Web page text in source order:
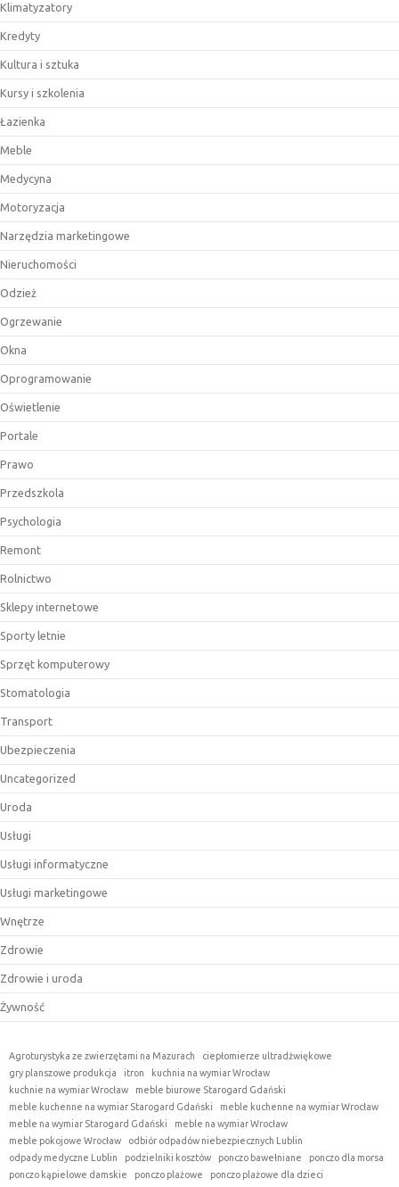
Klimatyzatory
Kredyty
Kultura i sztuka
Kursy i szkolenia
Łazienka
Meble
Medycyna
Motoryzacja
Narzędzia marketingowe
Nieruchomości
Odzież
Ogrzewanie
Okna
Oprogramowanie
Oświetlenie
Portale
Prawo
Przedszkola
Psychologia
Remont
Rolnictwo
Sklepy internetowe
Sporty letnie
Sprzęt komputerowy
Stomatologia
Transport
Ubezpieczenia
Uncategorized
Uroda
Usługi
Usługi informatyczne
Usługi marketingowe
Wnętrze
Zdrowie
Zdrowie i uroda
Żywność
Agroturystyka ze zwierzętami na Mazurach
ciepłomierze ultradźwiękowe
gry planszowe produkcja
itron
kuchnia na wymiar Wrocław
kuchnie na wymiar Wrocław
meble biurowe Starogard Gdański
meble kuchenne na wymiar Starogard Gdański
meble kuchenne na wymiar Wrocław
meble na wymiar Starogard Gdański
meble na wymiar Wrocław
meble pokojowe Wrocław
odbiór odpadów niebezpiecznych Lublin
odpady medyczne Lublin
podzielniki kosztów ponczo bawełniane
ponczo dla morsa
ponczo kąpielowe damskie
ponczo plażowe
ponczo plażowe dla dzieci